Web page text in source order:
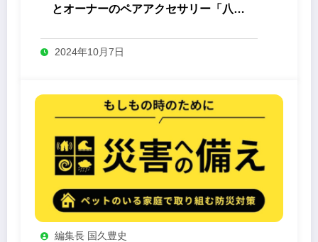
とオーナーのペアアクセサリー「八心
2024年10月7日
編集長 国久豊史